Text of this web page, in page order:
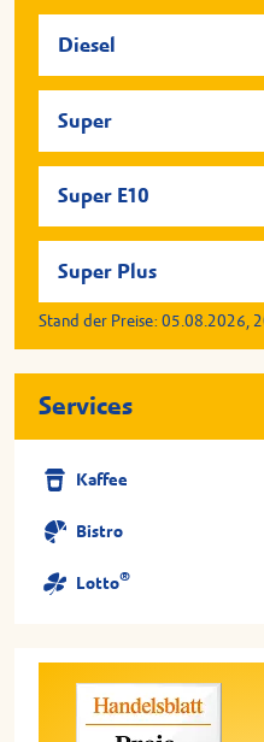
Diesel
Super
Super E10
Super Plus
Stand der Preise: 05.08.2026,
Services
Kaffee
Bistro
Lotto®